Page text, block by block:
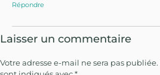
Répondre
Laisser un commentaire
Votre adresse e-mail ne sera pas publiée.